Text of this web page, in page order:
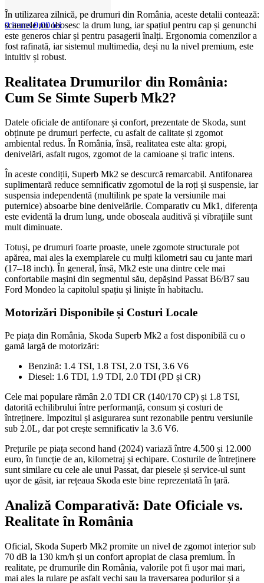
0items 0,00lei
În utilizarea zilnică, pe drumuri din România, aceste detalii contează:
scaunele nu obosesc la drum lung, iar spațiul pentru cap și genunchi
este generos chiar și pentru pasagerii înalți. Ergonomia comenzilor a
fost rafinată, iar sistemul multimedia, deși nu la nivel premium, este
intuitiv și robust.
Realitatea Drumurilor din România:
Cum Se Simte Superb Mk2?
Datele oficiale de antifonare și confort, prezentate de Skoda, sunt
obținute pe drumuri perfecte, cu asfalt de calitate și zgomot
ambiental redus. În România, însă, realitatea este alta: gropi,
denivelări, asfalt rugos, zgomot de la camioane și trafic intens.
În aceste condiții, Superb Mk2 se descurcă remarcabil. Antifonarea
suplimentară reduce semnificativ zgomotul de la roți și suspensie, iar
suspensia independentă (multilink pe spate la versiunile mai
puternice) absoarbe bine denivelările. Comparativ cu Mk1, diferența
este evidentă la drum lung, unde oboseala auditivă și vibrațiile sunt
mult diminuate.
Totuși, pe drumuri foarte proaste, unele zgomote structurale pot
apărea, mai ales la exemplarele cu mulți kilometri sau cu jante mari
(17–18 inch). În general, însă, Mk2 este una dintre cele mai
confortabile mașini din segmentul său, depășind Passat B6/B7 sau
Ford Mondeo la capitolul spațiu și liniște în habitaclu.
Motorizări Disponibile și Costuri Locale
Pe piața din România, Skoda Superb Mk2 a fost disponibilă cu o
gamă largă de motorizări:
Benzină: 1.4 TSI, 1.8 TSI, 2.0 TSI, 3.6 V6
Diesel: 1.6 TDI, 1.9 TDI, 2.0 TDI (PD și CR)
Cele mai populare rămân 2.0 TDI CR (140/170 CP) și 1.8 TSI,
datorită echilibrului între performanță, consum și costuri de
întreținere. Impozitul și asigurarea sunt rezonabile pentru versiunile
sub 2.0L, dar pot crește semnificativ la 3.6 V6.
Prețurile pe piața second hand (2024) variază între 4.500 și 12.000
euro, în funcție de an, kilometraj și echipare. Costurile de întreținere
sunt similare cu cele ale unui Passat, dar piesele și service-ul sunt
ușor de găsit, iar rețeaua Skoda este bine reprezentată în țară.
Analiză Comparativă: Date Oficiale vs.
Realitate în România
Oficial, Skoda Superb Mk2 promite un nivel de zgomot interior sub
70 dB la 130 km/h și un confort apropiat de clasa premium. În
realitate, pe drumurile din România, valorile pot fi ușor mai mari,
mai ales la rulare pe asfalt vechi sau la traversarea podurilor și a